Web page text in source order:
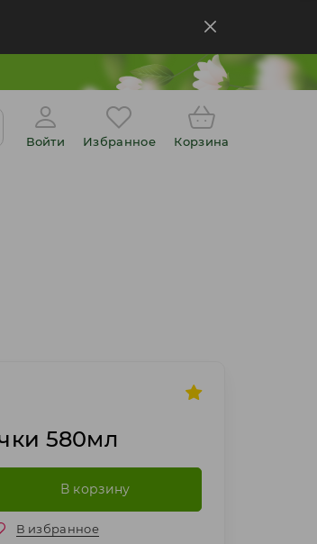
Войти Избранное Корзина
580мл
В корзину
В избранное